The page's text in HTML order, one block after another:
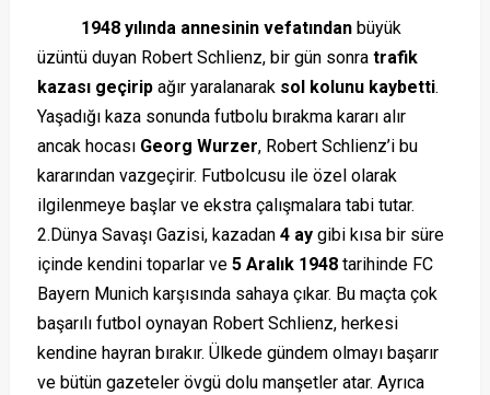
1948 yılında annesinin vefatındanbüyük
üzüntü duyan Robert Schlienz, bir gün sonratrafik
kazası geçiripağır yaralanarak sol kolunu kaybetti.
Yaşadığı kaza sonunda futbolu bırakma kararı alır
ancak hocası Georg Wurzer, Robert Schlienz’i bu
kararından vazgeçirir. Futbolcusu ile özel olarak
ilgilenmeye başlar ve ekstra çalışmalara tabi tutar.
2.Dünya Savaşı Gazisi, kazadan 4 aygibi kısa bir süre
içinde kendini toparlar ve 5 Aralık 1948tarihinde FC
Bayern Munich karşısında sahaya çıkar. Bu maçta çok
başarılı futbol oynayan Robert Schlienz, herkesi
kendine hayran bırakır. Ülkede gündem olmayı başarır
ve bütün gazeteler övgü dolu manşetler atar. Ayrıca